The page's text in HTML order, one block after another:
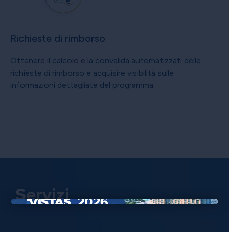
Richieste di rimborso
Ottenere il calcolo e la convalida automatizzati delle
richieste di rimborso e acquisire visibilità sulle
informazioni dettagliate del programma.
Servizi